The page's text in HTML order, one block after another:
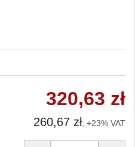
320,63 zł
260,67 zł, +23% VAT